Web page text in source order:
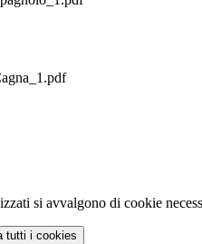
si avvalgono di cookie
tutti i cookies